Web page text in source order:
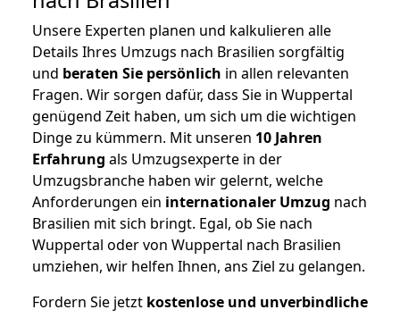
Unsere Experten planen und kalkulieren alle
Details Ihres Umzugs nach Brasilien sorgfältig
und beraten Sie persönlich in allen relevanten
Fragen. Wir sorgen dafür, dass Sie in Wuppertal
genügend Zeit haben, um sich um die wichtigen
Dinge zu kümmern. Mit unseren 10 Jahren
Erfahrung als Umzugsexperte in der
Umzugsbranche haben wir gelernt, welche
Anforderungen ein internationaler Umzug nach
Brasilien mit sich bringt. Egal, ob Sie nach
Wuppertal oder von Wuppertal nach Brasilien
umziehen, wir helfen Ihnen, ans Ziel zu gelangen.
Fordern Sie jetzt kostenlose und unverbindliche